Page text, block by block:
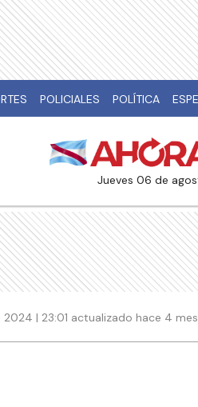
POLICIALES POLÍTICA
jueves 06 de
| 23:01 actualizado hace 4